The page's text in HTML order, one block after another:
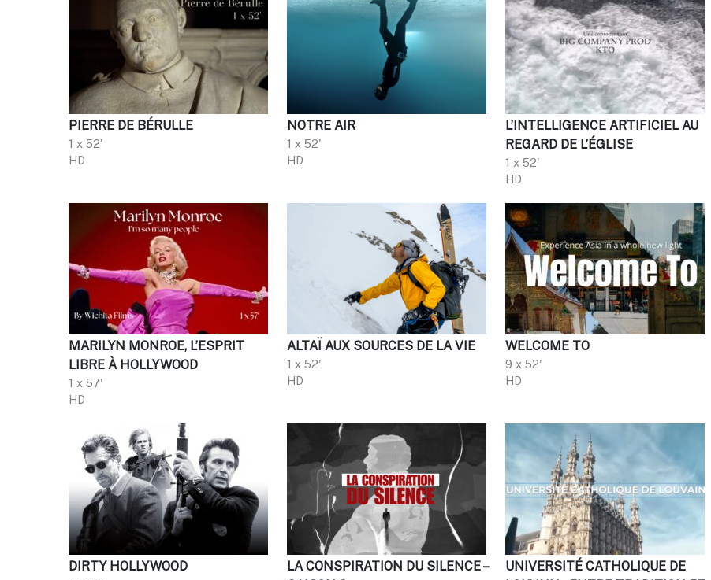
PIERRE DE BÉRULLE
1 x 52'
HD
NOTRE AIR
1 x 52'
HD
L’INTELLIGENCE ARTIFICIEL AU
REGARD DE L’ÉGLISE
1 x 52'
HD
MARILYN MONROE, L’ESPRIT
LIBRE À HOLLYWOOD
1 x 57'
HD
ALTAÏ AUX SOURCES DE LA VIE
1 x 52'
HD
WELCOME TO
9 x 52'
HD
DIRTY HOLLYWOOD
LA CONSPIRATION DU SILENCE –
UNIVERSITÉ CATHOLIQUE DE